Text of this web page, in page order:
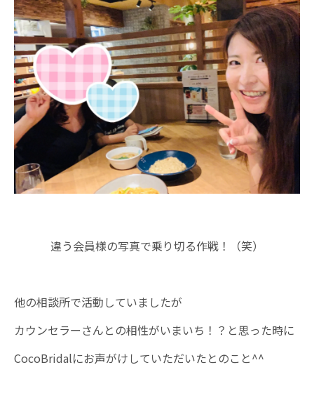
違う会員様の写真で乗り切る作戦！（笑）
他の相談所で活動していましたが
カウンセラーさんとの相性がいまいち！？と思った時に
CocoBridalにお声がけしていただいたとのこと^^